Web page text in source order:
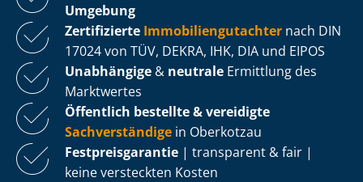
Umgebung
Zertifizierte Im­mo­bi­li­en­gut­ach­ter nach DIN
17024 von TÜV, DEKRA, IHK, DIA und EIPOS
Unabhängige & neutrale Ermittlung des
Marktwertes
Öffentlich bestellte & vereidigte
Sachverständige in Oberkotzau
Fest­preis­ga­ran­tie | transparent & fair |
keine versteckten Kosten